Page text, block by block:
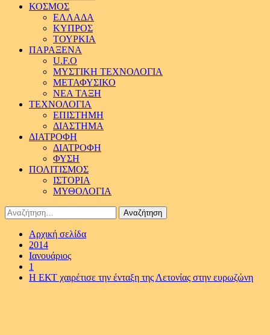
ΚΟΣΜΟΣ
ΕΛΛΑΔΑ
ΚΥΠΡΟΣ
ΤΟΥΡΚΙΑ
ΠΑΡΑΞΕΝΑ
U.F.O
ΜΥΣΤΙΚΗ ΤΕΧΝΟΛΟΓΙΑ
ΜΕΤΑΦΥΣΙΚΟ
ΝΕΑ ΤΑΞΗ
ΤΕΧΝΟΛΟΓΙΑ
ΕΠΙΣΤΗΜΗ
ΔΙΑΣΤΗΜΑ
ΔΙΑΤΡΟΦΗ
ΔΙΑΤΡΟΦΗ
ΦΥΣΗ
ΠΟΛΙΤΙΣΜΟΣ
ΙΣΤΟΡΙΑ
ΜΥΘΟΛΟΓΙΑ
Αναζήτηση
για:
Αρχική σελίδα
2014
Ιανουάριος
1
Η ΕΚΤ χαιρέτισε την ένταξη της Λετονίας στην ευρωζώνη